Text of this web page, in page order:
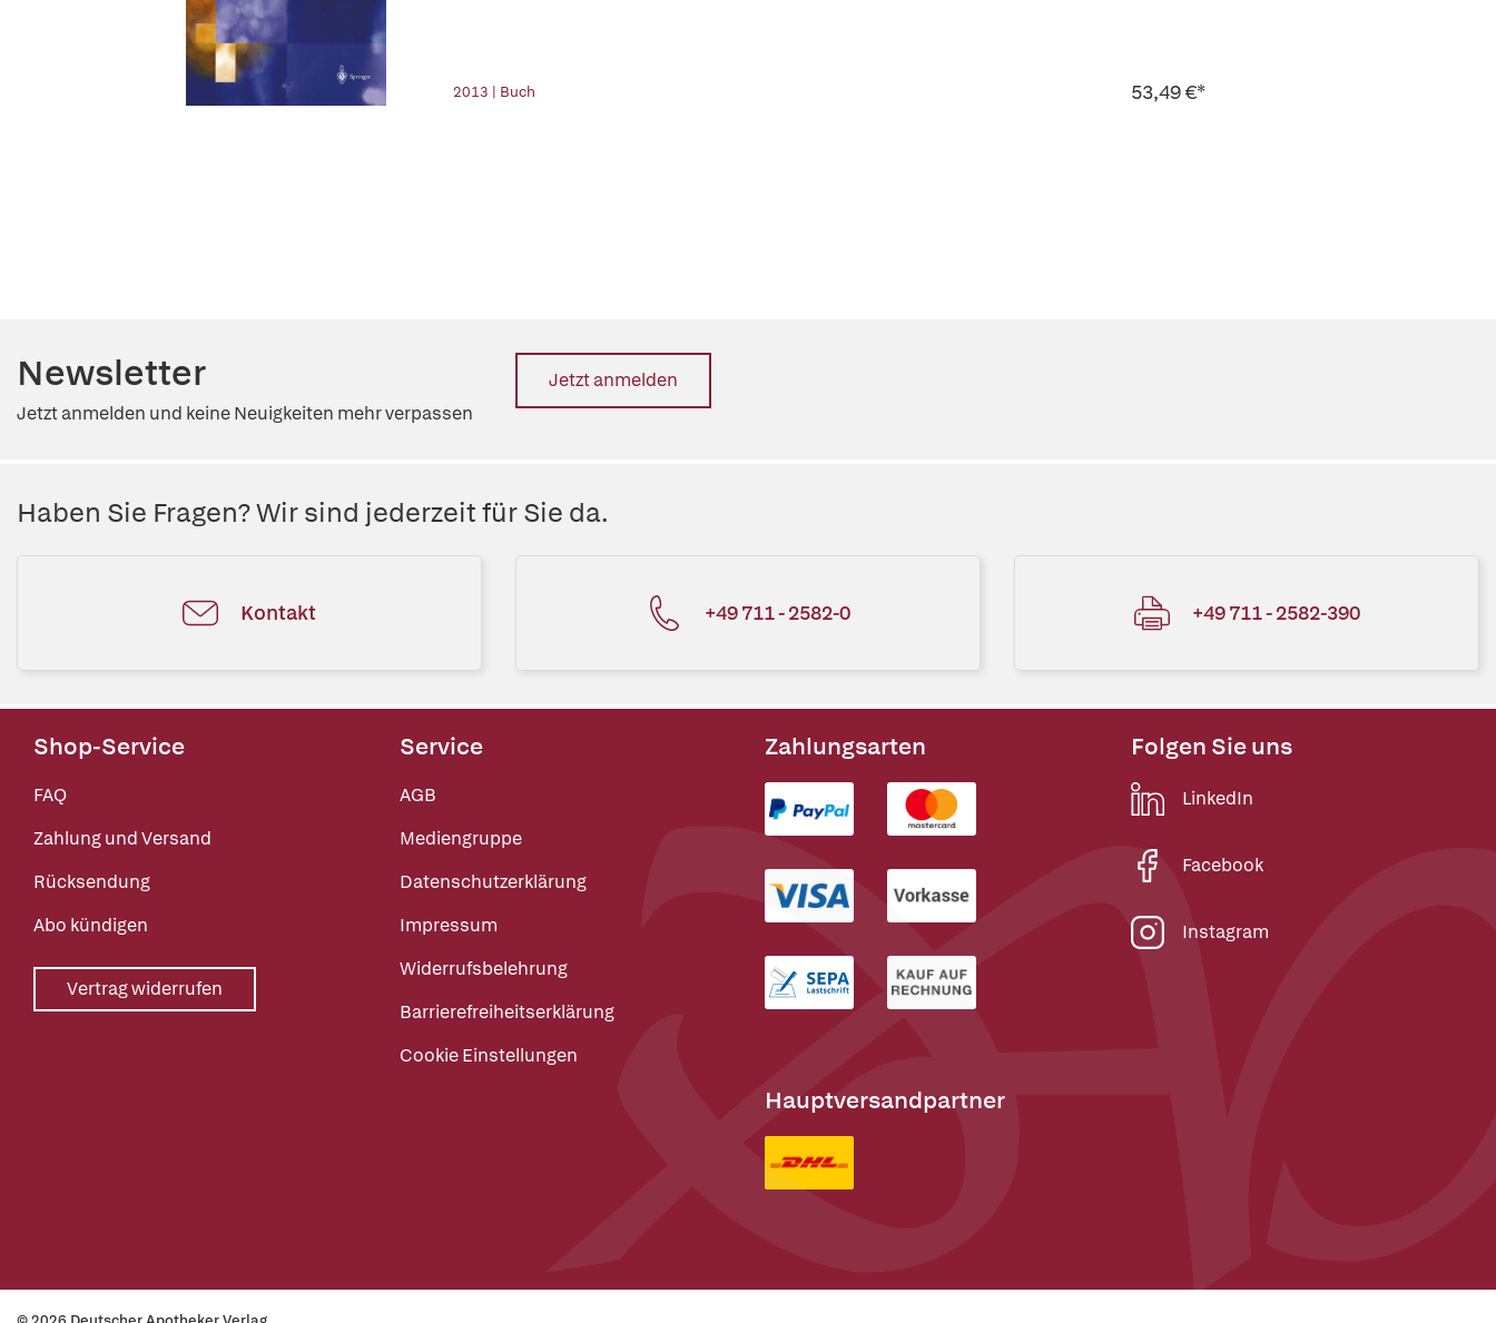
2013 | Buch 53,49 €*
Newsletter
Jetzt anmelden und keine Neuigkeiten mehr verpassen
Jetzt anmelden
Haben Sie Fragen? Wir sind jederzeit für Sie da.
Kontakt +49 711 - 2582-0 +49 711 - 2582-390
Shop-Service
FAQ
Zahlung und Versand
Rücksendung
Abo kündigen
Vertrag widerrufen
Service
AGB
Mediengruppe
Datenschutzerklärung
Impressum
Widerrufsbelehrung
Barrierefreiheitserklärung
Cookie Einstellungen
Zahlungsarten
Hauptversandpartner
Folgen Sie uns
LinkedIn
Facebook
Instagram